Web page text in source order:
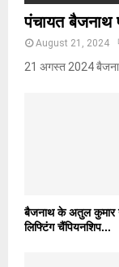
पंचायत बैजनाथ
August 21, 2024
21 अगस्त 2024
बैजनाथ के अतुल कुमार
लिफ्टिंग चैंपियनशिप...